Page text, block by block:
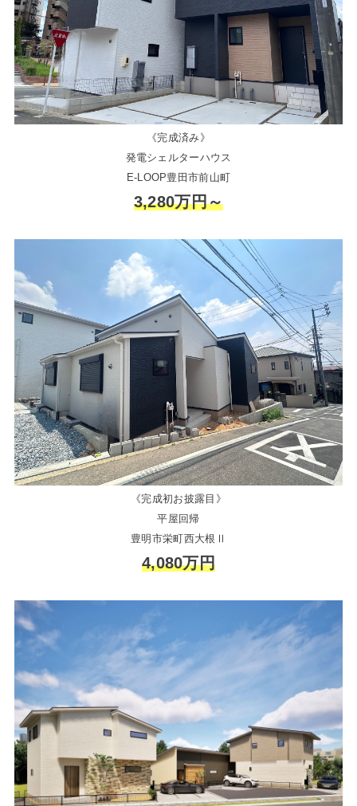
《完成済み》
発電シェルターハウス
E-LOOP豊田市前山町
3,280万円～
《完成初お披露目》
平屋回帰
豊明市栄町西大根Ⅱ
4,080万円